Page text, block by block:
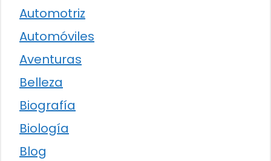
Automotriz
Automóviles
Aventuras
Belleza
Biografía
Biología
Blog